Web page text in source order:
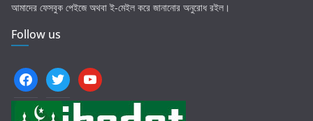
আমাদের ফেসবুক পেইজে অথবা ই-মেইল করে জানানোর অনুরোধ রইল।
Follow us
facebooktwitter youtube